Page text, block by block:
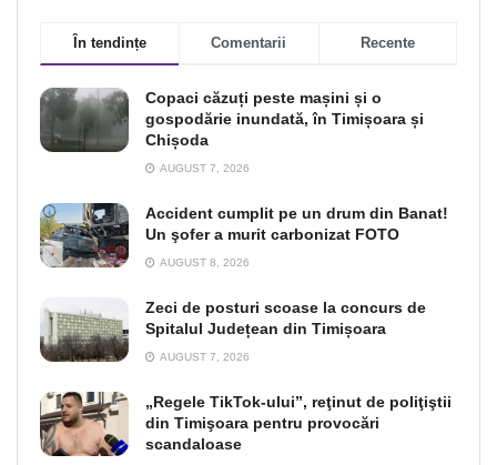
În tendințe Comentarii Recente
Copaci căzuți peste mașini și o
gospodărie inundată, în Timișoara și
Chișoda
AUGUST 7, 2026
Accident cumplit pe un drum din Banat!
Un şofer a murit carbonizat FOTO
AUGUST 8, 2026
Zeci de posturi scoase la concurs de
Spitalul Județean din Timișoara
AUGUST 7, 2026
„Regele TikTok-ului”, reţinut de poliţiştii
din Timişoara pentru provocări
scandaloase